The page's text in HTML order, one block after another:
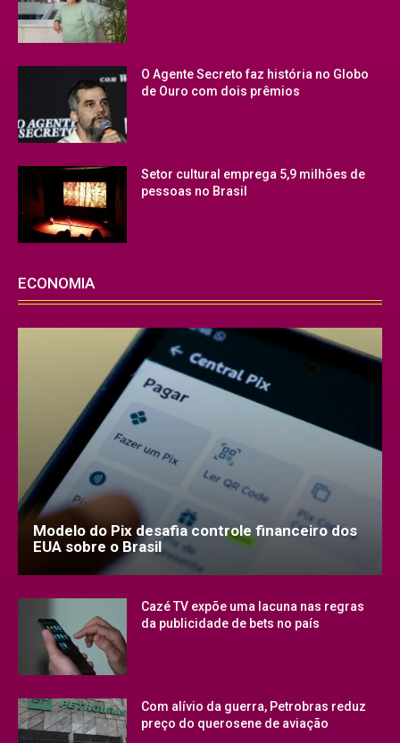
O Agente Secreto faz história no Globo
de Ouro com dois prêmios
Setor cultural emprega 5,9 milhões de
pessoas no Brasil
ECONOMIA
Modelo do Pix desafia controle financeiro dos
EUA sobre o Brasil
Cazé TV expõe uma lacuna nas regras
da publicidade de bets no país
Com alívio da guerra, Petrobras reduz
preço do querosene de aviação